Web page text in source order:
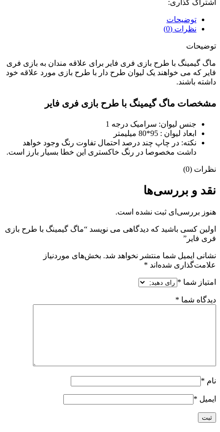
اشتراک گذاری:
توضیحات
نظرات (0)
توضیحات
ماگ گیمینگ با طرح بازی فری فایر برای علاقه مندان به بازی فری
فایر که می خواهند یک لیوان طرح دار با طرح بازی مورد علاقه خود
داشته باشند.
مشخصات ماگ گیمینگ با طرح بازی فری فایر
جنس لیوان: سرامیک درجه 1
ابعاد لیوان : 95*80 میلیمتر
نکته: در چاپ چند درصد احتمال تفاوت رنگ وجود خواهد
داشت مخصوصا در رنگ خاکستری این خطا بسیار بارز است.
نظرات (0)
نقد و بررسی‌ها
هنوز بررسی‌ای ثبت نشده است.
اولین کسی باشید که دیدگاهی می نویسد “ماگ گیمینگ با طرح بازی
فری فایر”
نشانی ایمیل شما منتشر نخواهد شد. بخش‌های موردنیاز
علامت‌گذاری شده‌اند *
امتیاز شما *
دیدگاه شما *
نام *
ایمیل *